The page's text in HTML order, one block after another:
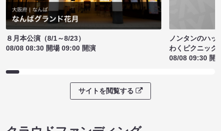
８月本公演（8/1～8/23）
08/08 08:30 開場 09:00 開演
ノンタンのハッ
わくピクニック
08/08 09:30 開
サイトを閲覧する